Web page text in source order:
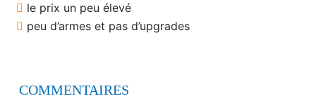
le prix un peu élevé
peu d’armes et pas d’upgrades
COMMENTAIRES